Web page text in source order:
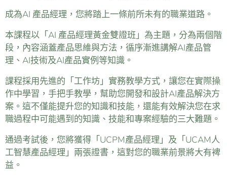
成為AI 產品經理，您將踏上一條前所未有的職業道路。
本課程以「AI 產品經理黃金雙證班」為主題，分為兩個階
段，內容涵蓋產品思維與方法，循序漸進講解AI產品管
理、AI技術及AI產品實例等知識。
課程採用先進的「工作坊」實務教學方式，讓您在實際操
作中學習，手把手教學，幫助您開發和設計AI產品解決方
案。這不僅能提升您的知識和技能，還能有效解決您在求
職過程中可能遇到的知識、技能和專案經驗的三大難題。
通過考試後，您將獲得「UCPM產品經理」及「UCAM人
工智慧產品經理」兩張證書，這對您的職業前景將大有裨
益。